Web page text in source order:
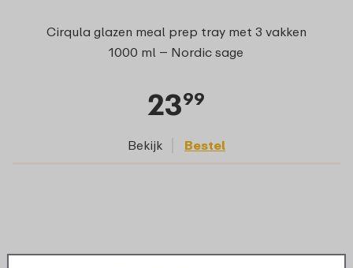
Cirqula glazen meal prep tray met 3 vakken
1000 ml – Nordic sage
2399
Bekijk Bestel